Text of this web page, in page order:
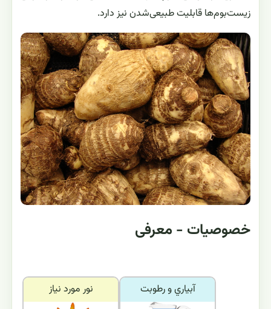
زیست‌بوم‌ها قابلیت طبیعی‌شدن نیز دارد.
خصوصیات - معرفی
نور مورد نياز آبياري و رطوبت